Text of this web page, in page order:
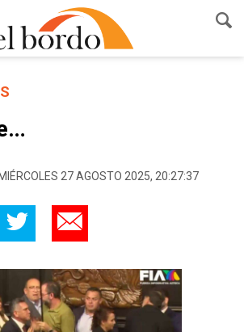
MIÉRCOLES 27 AGOSTO 2025, 20:27:37